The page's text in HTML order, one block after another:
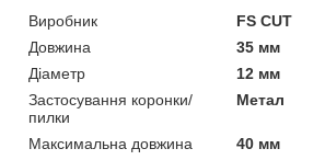
Виробник
FS CUT
Довжина
35 мм
Діаметр
12 мм
Застосування коронки/
пилки
Метал
Максимальна довжина
40 мм